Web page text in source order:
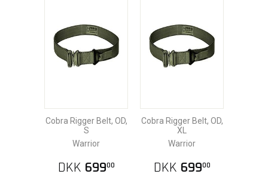
Cobra Rigger Belt, OD,
S
Warrior
DKK 69900
Cobra Rigger Belt, OD,
XL
Warrior
DKK 69900